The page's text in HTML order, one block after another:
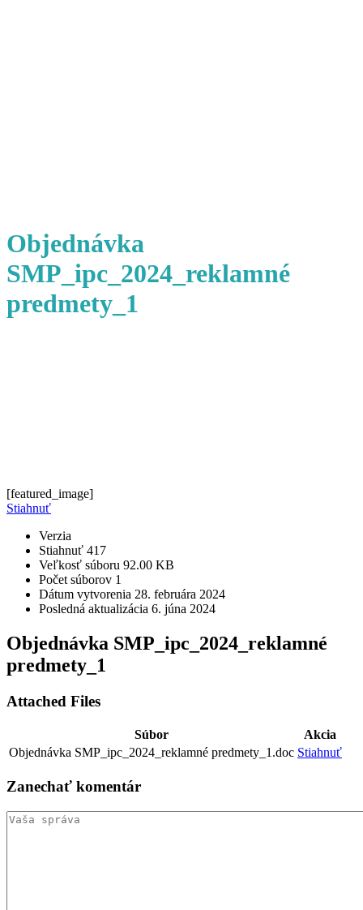
Objednávka
SMP_ipc_2024_reklamné
predmety_1
[featured_image]
Stiahnuť
Verzia
Stiahnuť 417
Veľkosť súboru 92.00 KB
Počet súborov 1
Dátum vytvorenia 28. februára 2024
Posledná aktualizácia 6. júna 2024
Objednávka SMP_ipc_2024_reklamné
predmety_1
Attached Files
Súbor
Akcia
Objednávka SMP_ipc_2024_reklamné predmety_1.doc Stiahnuť
Zanechať komentár